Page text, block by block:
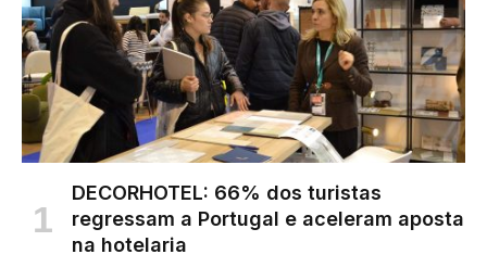
DECORHOTEL: 66% dos turistas
regressam a Portugal e aceleram aposta
na hotelaria